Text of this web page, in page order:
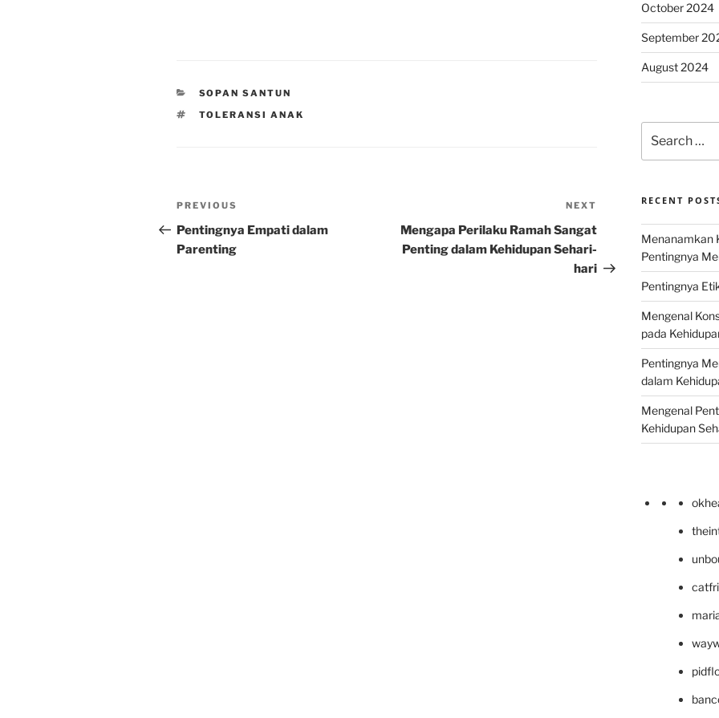
CATEGORIES
SOPAN SANTUN
TAGS
TOLERANSI ANAK
Post
navigation
Previous
Post
PREVIOUS
Pentingnya Empati dalam
Parenting
Post
NEXT
Mengapa Perilaku Ramah Sangat
Penting dalam Kehidupan Sehari-
hari
October 2024
September
August 2024
for:
RECENT
Menanamkan
Pentingnya
Pentingnya
Mengenal
pada
Pentingnya
dalam
Mengenal
Kehidupan